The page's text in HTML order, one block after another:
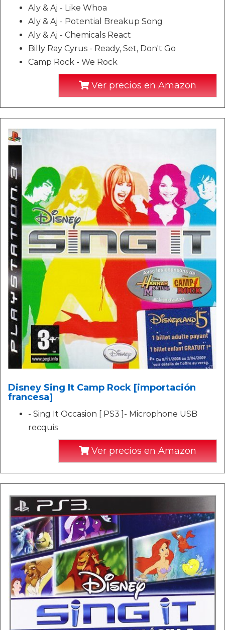
Aly & Aj - Like Whoa
Aly & Aj - Potential Breakup Song
Aly & Aj - Chemicals React
Billy Ray Cyrus - Ready, Set, Don't Go
Camp Rock - We Rock
Ver precios en Amazon
Disney Sing It Camp Rock [importación
francesa]
- Sing It Occasion [ PS3 ]- Microphone USB
recquis
Ver precios en Amazon